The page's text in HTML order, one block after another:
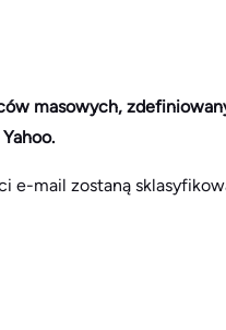
masowych,
e-mail zostaną